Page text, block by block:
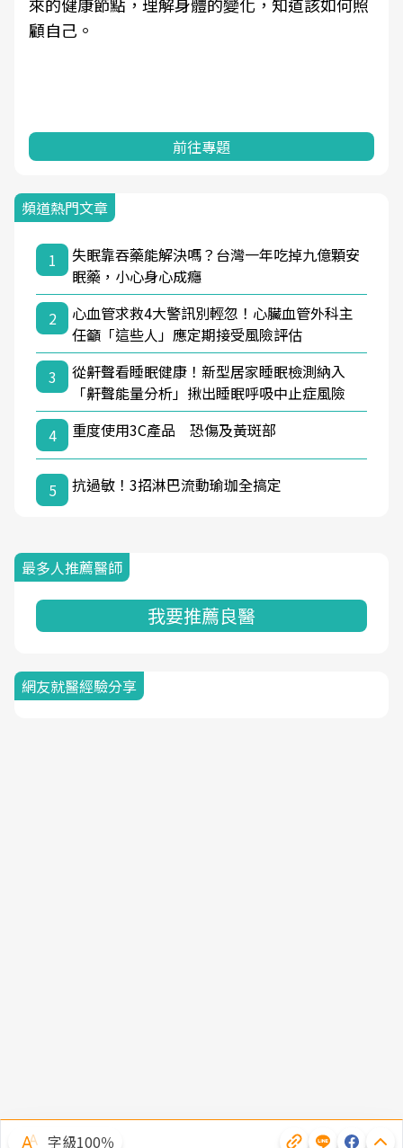
顧自己。
前往專題
頻道熱門文章
1
失眠靠吞藥能解決嗎？台灣一年吃掉九億顆安
眠藥，小心身心成癮
2
心血管求救4大警訊別輕忽！心臟血管外科主
任籲「這些人」應定期接受風險評估
3
從鼾聲看睡眠健康！新型居家睡眠檢測納入
「鼾聲能量分析」揪出睡眠呼吸中止症風險
4
重度使用3C產品 恐傷及黃斑部
5 抗過敏！3招淋巴流動瑜珈全搞定
最多人推薦醫師
我要推薦良醫
網友就醫經驗分享
字級100％